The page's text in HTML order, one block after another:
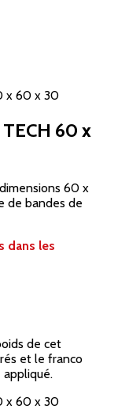
60 x
60 x
de bandes de
dans les
de cet
et le franco